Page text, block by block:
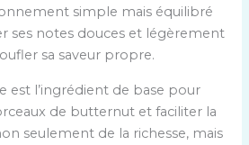
simple mais équilibré
ses notes douces et légèrement
sa saveur propre.
est l’ingrédient de base pour
de butternut et faciliter la
seulement de la richesse, mais